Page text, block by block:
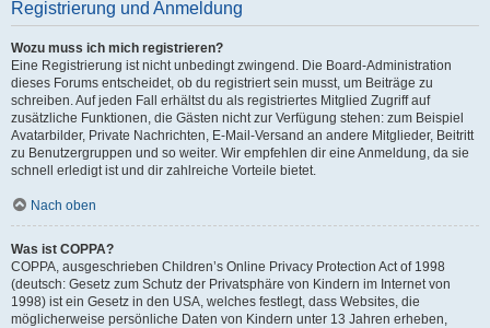
Registrierung und Anmeldung
Wozu muss ich mich registrieren?
Eine Registrierung ist nicht unbedingt zwingend. Die Board-Administration
dieses Forums entscheidet, ob du registriert sein musst, um Beiträge zu
schreiben. Auf jeden Fall erhältst du als registriertes Mitglied Zugriff auf
zusätzliche Funktionen, die Gästen nicht zur Verfügung stehen: zum Beispiel
Avatarbilder, Private Nachrichten, E-Mail-Versand an andere Mitglieder, Beitritt
zu Benutzergruppen und so weiter. Wir empfehlen dir eine Anmeldung, da sie
schnell erledigt ist und dir zahlreiche Vorteile bietet.
Nach oben
Was ist COPPA?
COPPA, ausgeschrieben Children’s Online Privacy Protection Act of 1998
(deutsch: Gesetz zum Schutz der Privatsphäre von Kindern im Internet von
1998) ist ein Gesetz in den USA, welches festlegt, dass Websites, die
möglicherweise persönliche Daten von Kindern unter 13 Jahren erheben,